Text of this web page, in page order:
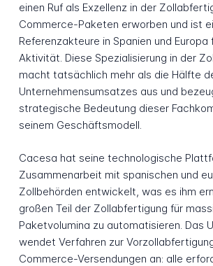
einen Ruf als Exzellenz in der
Commerce-Paketen erworben und ist
Referenzakteure in Spanien und Europa
Aktivität. Diese Spezialisierung in der
macht tatsächlich mehr als die Hälfte
Unternehmensumsatzes aus und
strategische Bedeutung dieser
seinem Geschäftsmodell.
Cacesa hat seine technologische
Zusammenarbeit mit spanischen und
Zollbehörden entwickelt, was es ihm
großen Teil der Zollabfertigung für
Paketvolumina zu automatisieren. Das
wendet Verfahren zur
Commerce-Versendungen an: alle